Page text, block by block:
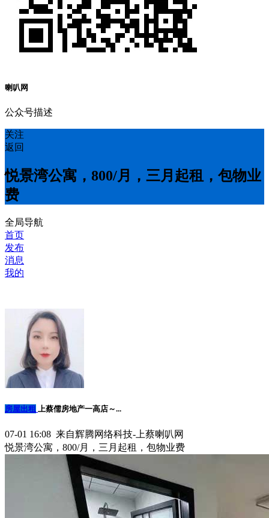
喇叭网
公众号描述
关注
返回
悦景湾公寓，800/月，三月起租，包物业
费
全局导航
首页
发布
消息
我的
房屋出租 上蔡儒房地产一高店～...
07-01 16:08 来自辉腾网络科技-上蔡喇叭网
悦景湾公寓，800/月，三月起租，包物业费